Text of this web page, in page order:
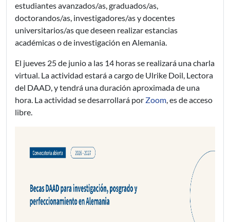
estudiantes avanzados/as, graduados/as,
doctorandos/as, investigadores/as y docentes
universitarios/as que deseen realizar estancias
académicas o de investigación en Alemania.
El jueves 25 de junio a las 14 horas se realizará una charla
virtual. La actividad estará a cargo de Ulrike Doil, Lectora
del DAAD, y tendrá una duración aproximada de una
hora. La actividad se desarrollará por Zoom, es de acceso
libre.